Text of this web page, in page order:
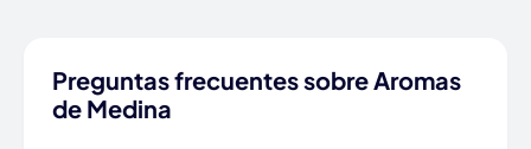
Preguntas frecuentes sobre Aromas
de Medina